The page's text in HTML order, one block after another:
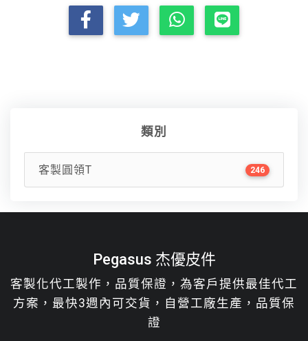
類別
客製圓領T 246
Pegasus 杰優皮件
客製化代工製作，品質保證，為客戶提供最佳代工
方案，最快3週內可交貨，自營工廠生產，品質保
證